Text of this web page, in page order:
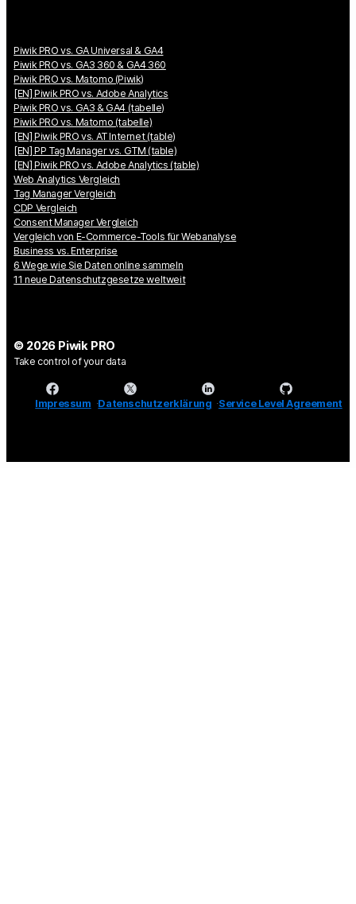
Piwik PRO vs. GA Universal & GA4
Piwik PRO vs. GA3 360 & GA4 360
Piwik PRO vs. Matomo (Piwik)
[EN] Piwik PRO vs. Adobe Analytics
Piwik PRO vs. GA3 & GA4 (tabelle)
Piwik PRO vs. Matomo (tabelle)
[EN] Piwik PRO vs. AT Internet (table)
[EN] PP Tag Manager vs. GTM (table)
[EN] Piwik PRO vs. Adobe Analytics (table)
Web Analytics Vergleich
Tag Manager Vergleich
CDP Vergleich
Consent Manager Vergleich
Vergleich von E-Commerce-Tools für Webanalyse
Business vs. Enterprise
6 Wege wie Sie Daten online sammeln
11 neue Datenschutzgesetze weltweit
© 2026 Piwik PRO
Take control of your data
Impressum Datenschutzerklärung Service Level Agreement